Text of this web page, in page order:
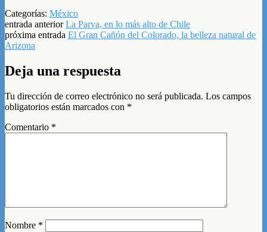
Categorías: México
entrada anteriorLa Parva, en lo más alto de Chile
próxima entrada El Gran Cañón del Colorado, la belleza natural de
Arizona
Deja una respuesta
Tu dirección de correo electrónico no será publicada. Los campos
obligatorios están marcados con *
Comentario *
Nombre *